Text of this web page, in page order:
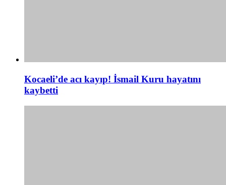
Kocaeli’de acı kayıp! İsmail Kuru hayatını
kaybetti